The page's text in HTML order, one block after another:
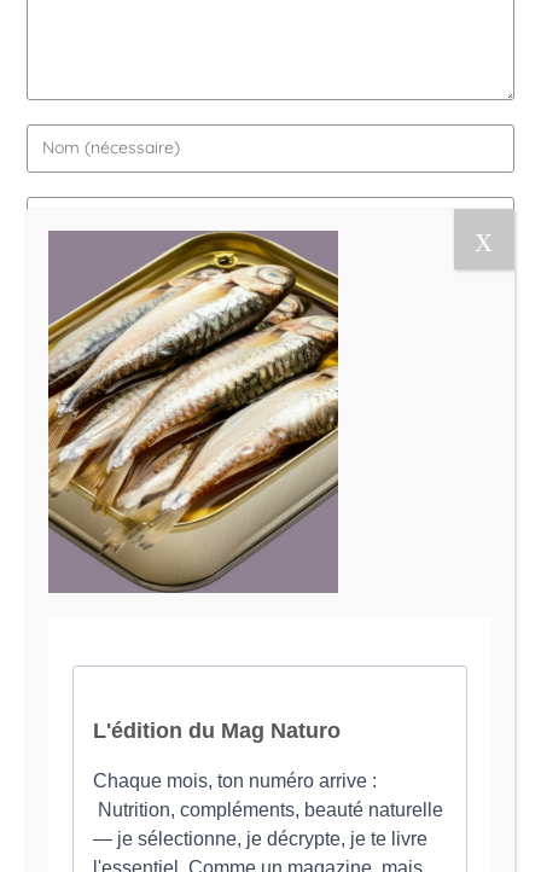
Le Magazine Naturo
Je suis Evy, Naturopathe spécialisée dans
l’accompagnement des femmes en préménopause et
ménopause